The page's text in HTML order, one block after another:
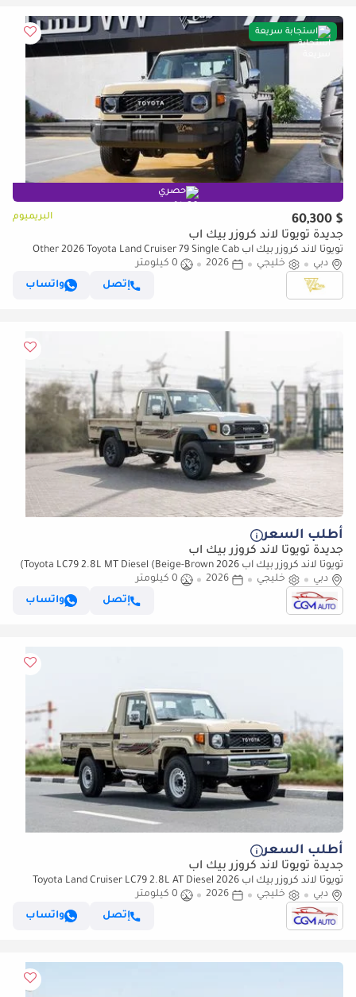
استجابة سريعة
حصري
$ 60,300 البريميوم
جديدة تويوتا لاند كروزر بيك آب
تويوتا لاند كروزر بيك آب Other 2026 Toyota Land Cruiser 79 Single Cab
Pickup | 4.0L V6 | 228 HP | Automatic | 4x4 | GCC Specs
دبي خليجي 2026
0 كيلومتر
إتصل
واتساب
أطلب السعر
جديدة تويوتا لاند كروزر بيك آب
تويوتا لاند كروزر بيك آب 2026 Toyota LC79 2.8L MT Diesel (Beige-Brown)
دبي
خليجي 2026
0 كيلومتر
إتصل
واتساب
أطلب السعر
جديدة تويوتا لاند كروزر بيك آب
تويوتا لاند كروزر بيك آب 2026 Toyota Land Cruiser LC79 2.8L AT Diesel
(Beige-Brown) Basic
دبي خليجي 2026
0 كيلومتر
إتصل
واتساب